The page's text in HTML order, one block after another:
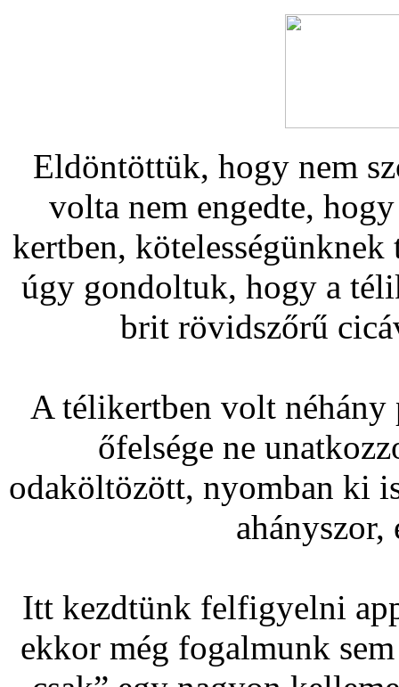
Eldöntöttük, hogy nem
volta nem engedte,
kertben,
úgy gondoltuk, hogy a
brit rövidszőrű
A télikertben volt néhány
őfelsége ne
odaköltözött, nyomban ki
Itt kezdtünk felfigyelni
ekkor még fogalmunk